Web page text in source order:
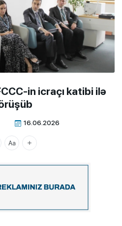
in icraçı katibi ilə
16.06.2026
Xalq.Online